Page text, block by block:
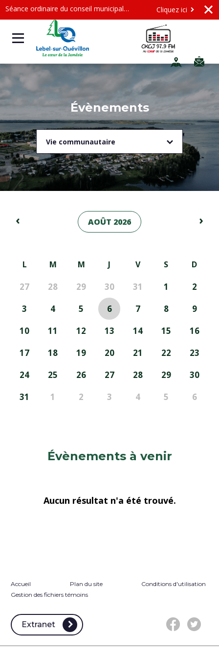
Séance ordinaire du conseil municipal - Mercredi le 12 août 2026 à 19 h Cliquez ici
Évènements
Vie communautaire
‹ ›
AOÛT 2026
L M M J V S D
27 28 29 30 31 1
2
3
4 5 6 7 8
9
10
11 12 13 14 15
16
17
18 19 20 21 22
23
24
25 26 27 28 29
30
31
1 2 3 4 5 6
Évènements à venir
Aucun résultat n'a été trouvé.
Extranet
Accueil Plan du site
Conditions d'utilisation
Gestion des fichiers témoins